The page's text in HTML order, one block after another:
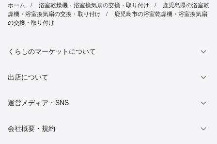
ホーム 浴室乾燥機・浴室換気扇の交換・取り付け
鹿児島県の浴室乾
燥機・浴室換気扇の交換・取り付け
鹿児島市の浴室乾燥機・浴室換気扇
の交換・取り付け
くらしのマーケットについて
出店について
運営メディア・SNS
会社概要・規約